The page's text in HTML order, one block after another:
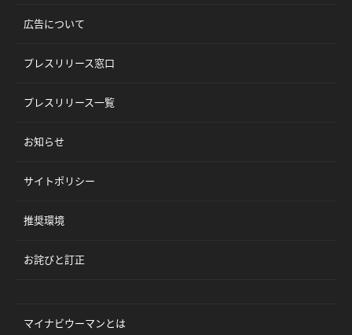
広告について
プレスリリース窓口
プレスリリース一覧
お知らせ
サイトポリシー
推奨環境
お詫びと訂正
マイナビウーマンとは